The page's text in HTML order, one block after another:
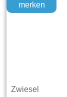
merken
Zwiesel